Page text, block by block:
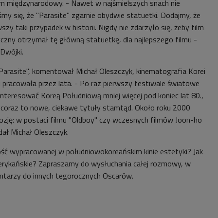
międzynarodowy. - Nawet w najśmielszych snach nie
się, że "Parasite" zgarnie obydwie statuetki. Dodajmy, że
taki przypadek w historii. Nigdy nie zdarzyło się, żeby film
otrzymał tę główną statuetkę, dla najlepszego filmu -
komentował Michał Oleszczyk, kinematografia Korei
pracowała przez lata. - Po raz pierwszy festiwale światowe
Koreą Południową mniej więcej pod koniec lat 80.,
coraz to nowe, ciekawe tytuły stamtąd. Około roku 2000
w postaci filmu "Oldboy" czy wczesnych filmów Joon-ho
Michał Oleszczyk.
wypracowanej w południowokoreańskim kinie estetyki? Jak
Zapraszamy do wysłuchania całej rozmowy, w
do innych tegorocznych Oscarów.